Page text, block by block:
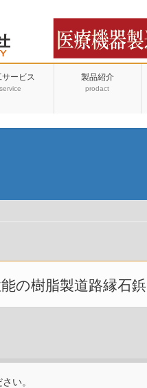
サービス
service
製品紹介
prodact
の樹脂製道路縁石
い。